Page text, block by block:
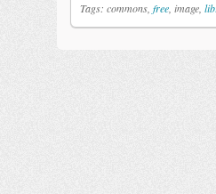
Tags: commons, free , image,